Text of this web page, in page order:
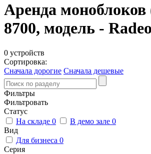
Аренда моноблоков
8700, модель -
0 устройств
Сортировка:
Сначала дорогие Сначала дешевые
Фильтры
Фильтровать
Статус
На складе 0 В демо зале 0
Вид
Для бизнеса 0
Серия